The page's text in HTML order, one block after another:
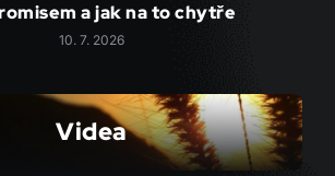
a jak na to chytře
10. 7. 2026
Videa